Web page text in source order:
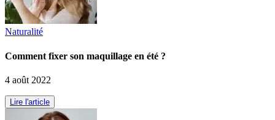
Naturalité
Comment fixer son maquillage en été ?
4 août 2022
Lire l'article